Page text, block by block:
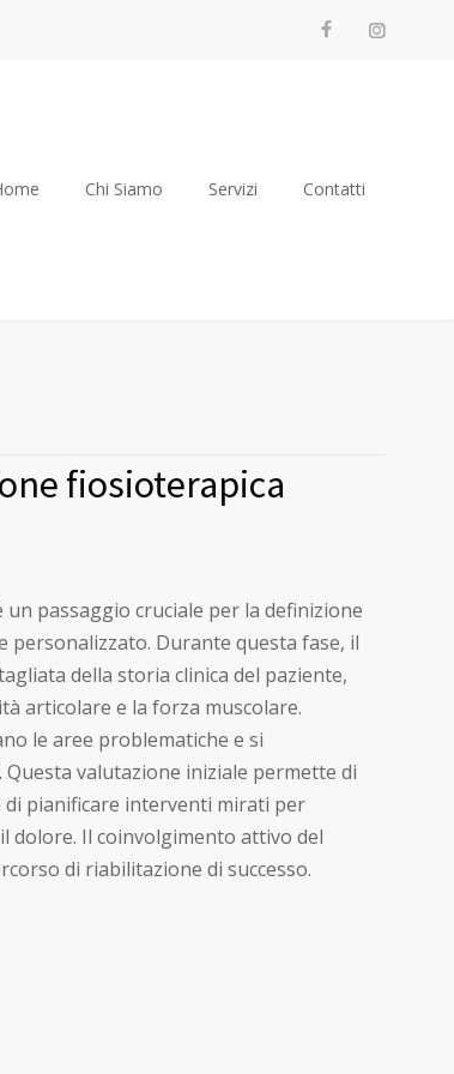
Chi Siamo Servizi Contatti
fiosioterapica
passaggio cruciale per la definizione
personalizzato. Durante questa fase, il
della storia clinica del paziente,
articolare e la forza muscolare.
le aree problematiche e si
valutazione iniziale permette di
di pianificare interventi mirati per
Il coinvolgimento attivo del
di riabilitazione di successo.